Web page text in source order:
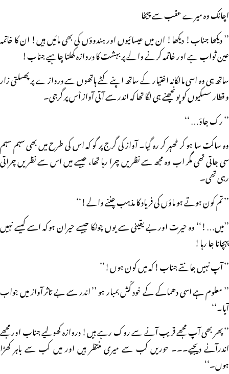
اچانک وہ میرے عقب سے چیخا
’’ دیکھا جناب! دیکھا! ان میں عیسائیوں اور ہندوؤں کی بھی مائیں ہیں! ان کا خاتمہ
عین ثواب ہے اور خاتمہ کرنے والے پر بہشت کا دروازہ کھلنا چاہیے جناب!
ساتھ ہی وہ اسی مالکانہ اختیار کے ساتھ اپنے کٹے ہاتھوں سے دروازے پر پھسلتی زار
و قطار سسکیوں کو پونچھنے ہی لگا تھا کہ اندر سے آتی آواز اْس پر گرجی۔
’’ رک جاؤ… ‘‘
وہ ساکت سا ہو کر ٹھہر کر رہ گیا۔ آواز کی گرج پر گو کہ اس کی طرح میں بھی سہم سہم
سی جاتی تھی مگر اب وہ مجھ سے نظریں چرا رہا تھا، جیسے میں اس سے نظریں چراتی
رہی تھی۔
’’ تم کون ہوتے ہو ماؤں کی فریاد کا مذہب چننے والے!‘‘
’’میں…!‘‘ وہ حیرت اور بے یقینی سے یوں چونکا جیسے حیران ہو کہ اسے کیسے نہیں
پہچانا جا رہا!
’’ آپ نہیں جانتے جناب! کہ میں کون ہوں!’’
’’ معلوم ہے اسی دھماکے کے خود کْش بمبار ہو ’’ اندر سے بے تاثر آواز میں جواب
آیا۔‘‘
’’ پھر بھی آپ مجھے قریب آنے سے روک رہے ہیں! دروازہ کھولیے جناب اور مجھے
اندرآنے دیجیے۔۔۔ حوریں کب سے میری منتظر ہیں اور میں کب سے باہر کھڑا
ہوں۔‘‘